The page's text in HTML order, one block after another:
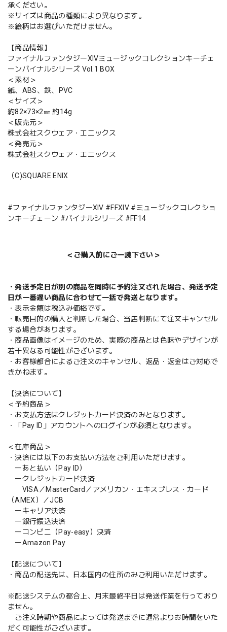
承ください。
※サイズは商品の種類により異なります。
※絵柄はお選びいただけません。
【商品情報】
ファイナルファンタジーXIVミュージックコレクションキーチェ
ーンバイナルシリーズ Vol.1 BOX
＜素材＞
紙、ABS、鉄、PVC
＜サイズ＞
約82×73×2㎜ 約14g
＜販売元＞
株式会社スクウェア・エニックス
＜発売元＞
株式会社スクウェア・エニックス
（C)SQUARE ENIX
#ファイナルファンタジーXIV #FFXIV #ミュージックコレクショ
ンキーチェーン #バイナルシリーズ #FF14
＜ご購入前にご一読下さい＞
・発送予定日が別の商品を同時に予約注文された場合、発送予定
日が一番遅い商品に合わせて一括で発送となります。
・表示金額は税込み価格です。
・転売目的の購入と判断した場合、当店判断にて注文キャンセル
する場合があります。
・商品画像はイメージのため、実際の商品とは色味やデザインが
若干異なる可能性がございます。
・お客様都合によるご注文のキャンセル、返品・返金はご対応で
きかねます。
【決済について】
＜予約商品＞
・お支払方法はクレジットカード決済のみとなります。
・「Pay ID」アカウントへのログインが必須となります。
＜在庫商品＞
・決済には以下のお支払い方法をご利用いただけます。
ーあと払い（Pay ID）
ークレジットカード決済
VISA／MasterCard／アメリカン・エキスプレス・カード
（AMEX）／JCB
ーキャリア決済
ー銀行振込決済
ーコンビニ（Pay-easy）決済
ーAmazon Pay
【配送について】
・商品の配送先は、日本国内の住所のみご利用いただけます。
※配送システムの都合上、月末最終平日は発送作業を行っており
ません。
ご注文時期や商品によっては発送までに通常よりお時間をいた
だく可能性がございます。